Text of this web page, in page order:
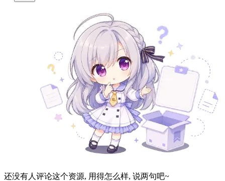
还没有人评论这个资源, 用得怎么样, 说两句吧~